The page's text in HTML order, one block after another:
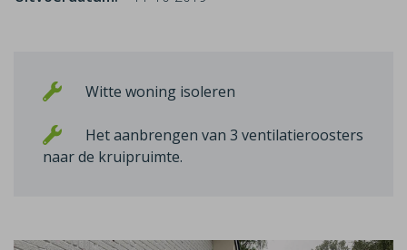
Witte woning isoleren
Het aanbrengen van 3 ventilatieroosters
naar de kruipruimte.